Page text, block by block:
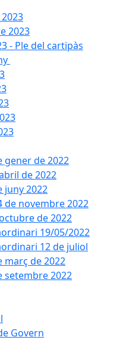
2023
- Ple del cartipàs
gener de 2022
de 2022
juny 2022
de novembre 2022
de 2022
19/05/2022
12 de juliol
març de 2022
setembre 2022
Govern